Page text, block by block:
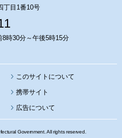
丁目1番10号
時30分～午後5時15分
このサイトについて
携帯サイト
広告について
Government. All rights reserved.